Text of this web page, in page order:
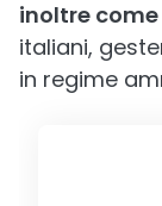
inoltre
italiani,
in regime